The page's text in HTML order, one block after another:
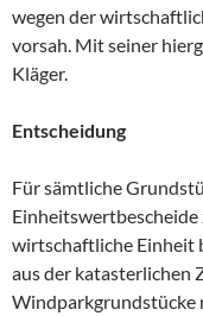
wegen der
vorsah. Mit seiner
Kläger.
Entscheidung
Für sämtliche
Einheitswertbescheide
wirtschaftliche Einheit
aus der katasterlichen
Windparkgrundstücke